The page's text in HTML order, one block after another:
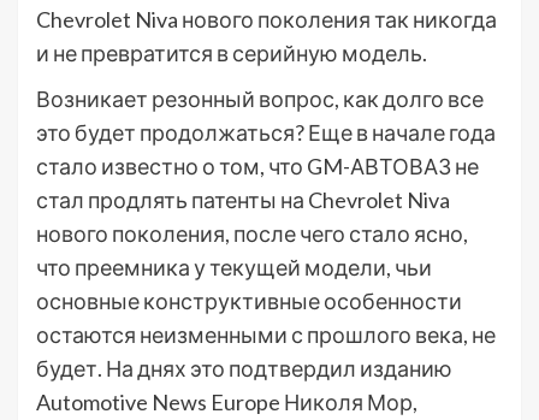
Chevrolet Niva нового поколения так никогда
и не превратится в серийную модель.
Возникает резонный вопрос, как долго все
это будет продолжаться? Еще в начале года
стало известно о том, что GM-АВТОВАЗ не
стал продлять патенты на Chevrolet Niva
нового поколения, после чего стало ясно,
что преемника у текущей модели, чьи
основные конструктивные особенности
остаются неизменными с прошлого века, не
будет. На днях это подтвердил изданию
Automotive News Europe Николя Мор,